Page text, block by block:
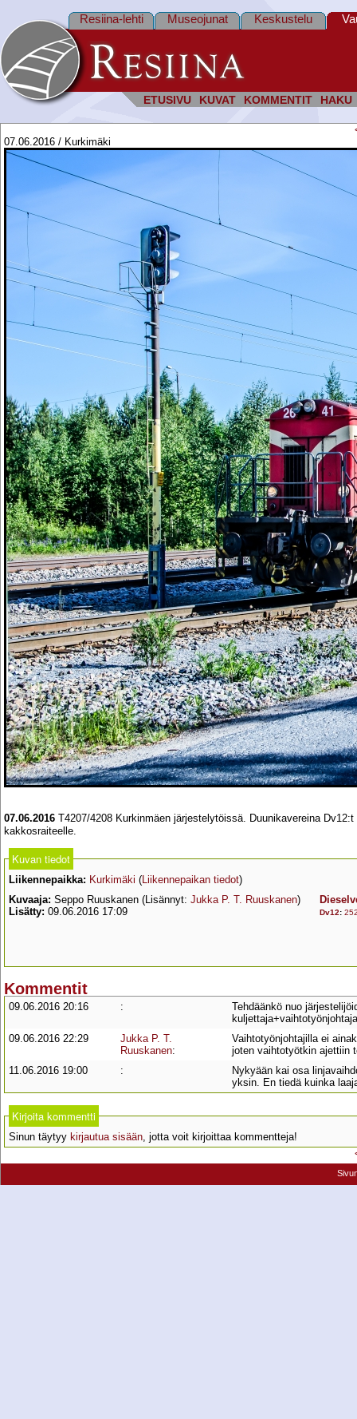
ETUSIVU KUVAT KOMMENTIT HAKU
Resiina-lehti Museojunat Keskustelu
07.06.2016 / Kurkimäki
07.06.2016 T4207/4208 Kurkinmäen järjestelytöissä. Duunikavereina
kakkosraiteelle.
Kuvan tiedot
Liikennepaikka: Kurkimäki (Liikennepaikan tiedot)
Kuvaaja: Seppo Ruuskanen (Lisännyt: Jukka P. T. Ruuskanen)
Lisätty: 09.06.2016 17:09 Dv12:
Kommentit
09.06.2016 20:16 :
Tehdäänkö nuo
09.06.2016 22:29
Jukka P. T.
Ruuskanen:
Vaihtotyönjohtajilla ei
joten vaihtotyötkin ajettiin
11.06.2016 19:00
:
Nykyään kai osa
yksin. En tiedä kuinka
Kirjoita kommentti
Sinun täytyy kirjautua sisään, jotta voit kirjoittaa kommentteja!